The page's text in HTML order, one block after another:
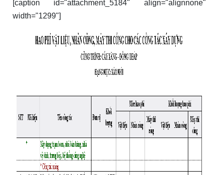
[caption id="attachment_5184" align="alignnone"
width="1299"]